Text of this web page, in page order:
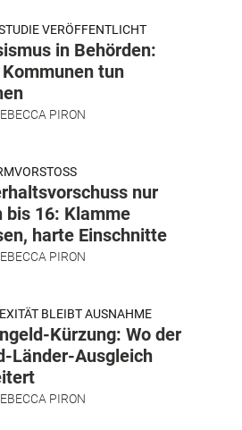
VERÖFFENTLICHT
in Behörden:
Kommunen tun
PIRON
nur
bis 16: Klamme
harte Einschnitte
PIRON
BLEIBT AUSNAHME
Kürzung: Wo der
Länder-Ausgleich
PIRON